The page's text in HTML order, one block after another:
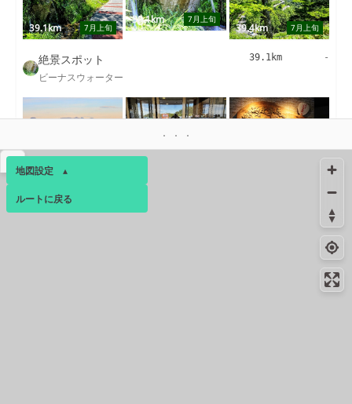
7月上旬
39.1km
7月上旬
39.1km
7月上旬
39.4km
絶景スポット
ビーナスウォーター
39.1km -
7月上旬
40.4km
40.6km
7月上旬
40.6km
絶景スポット
美しの塔
732m
1863m
2441m
地図設定 ▴
ベース ▴
ルートに戻る